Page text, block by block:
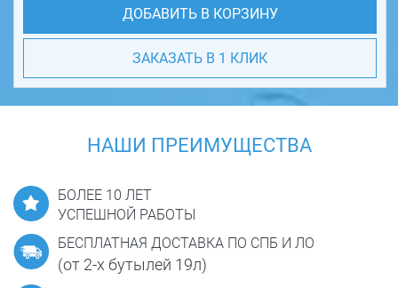
ДОБАВИТЬ В КОРЗИНУ
ЗАКАЗАТЬ В 1 КЛИК
НАШИ ПРЕИМУЩЕСТВА
БОЛЕЕ 10 ЛЕТ
УСПЕШНОЙ РАБОТЫ
БЕСПЛАТНАЯ ДОСТАВКА ПО СПБ И ЛО
(от 2-х бутылей 19л)